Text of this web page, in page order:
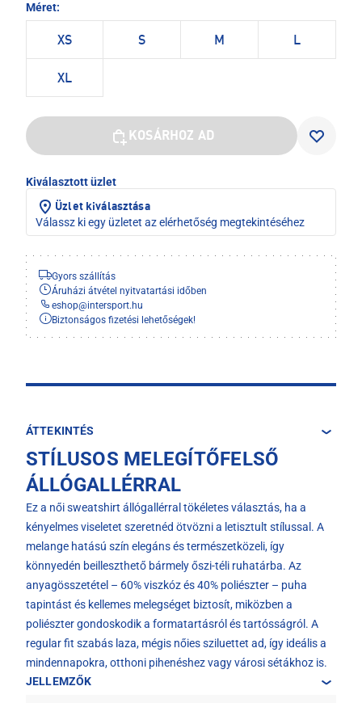
Méret:
XS S M L
XL
KOSÁRHOZ AD
Kiválasztott üzlet
Üzlet kiválasztása
Válassz ki egy üzletet az elérhetőség megtekintéséhez
Gyors szállítás
Áruházi átvétel nyitvatartási időben
eshop@intersport.hu
Biztonságos fizetési lehetőségek!
ÁTTEKINTÉS
STÍLUSOS MELEGÍTŐFELSŐ
ÁLLÓGALLÉRRAL
Ez a női sweatshirt állógallérral tökéletes választás, ha a
kényelmes viseletet szeretnéd ötvözni a letisztult stílussal. A
melange hatású szín elegáns és természetközeli, így
könnyedén beilleszthető bármely őszi-téli ruhatárba. Az
anyagösszetétel – 60% viszkóz és 40% poliészter – puha
tapintást és kellemes melegséget biztosít, miközben a
poliészter gondoskodik a formatartásról és tartósságról. A
regular fit szabás laza, mégis nőies sziluettet ad, így ideális a
mindennapokra, otthoni pihenéshez vagy városi sétákhoz is.
JELLEMZŐK